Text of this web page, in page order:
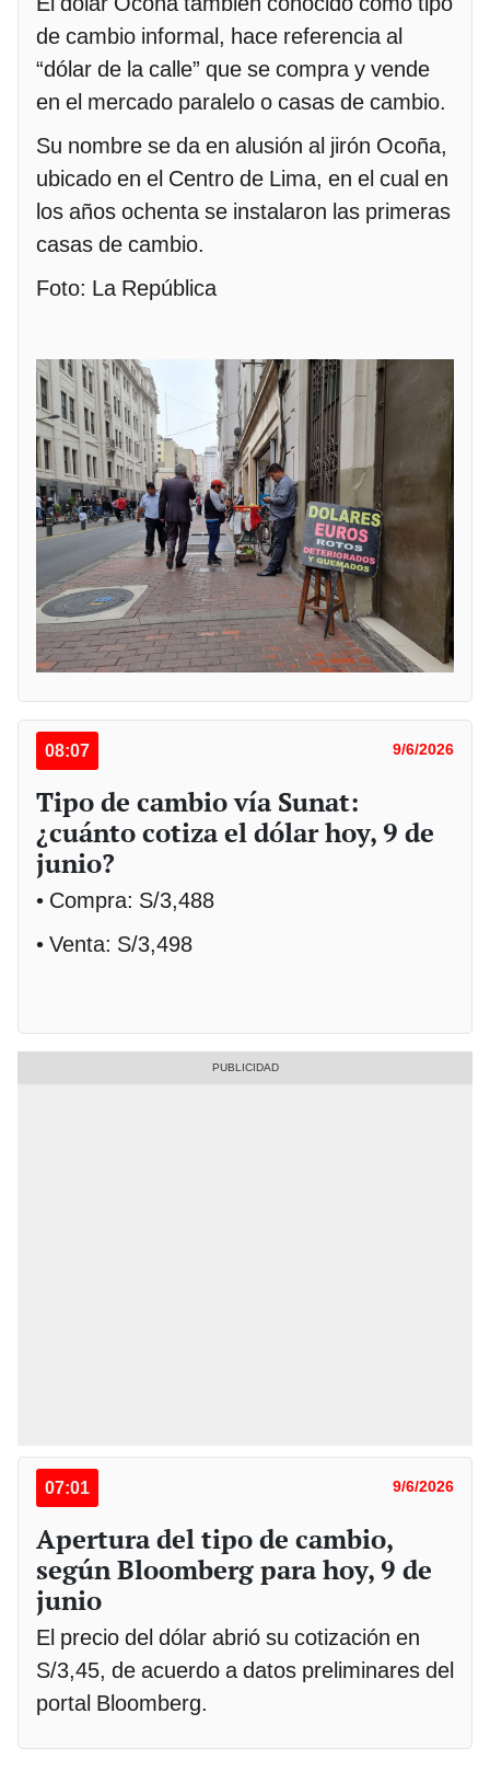
de cambio informal, hace referencia al
“dólar de la calle” que se compra y vende
en el mercado paralelo o casas de cambio.
Su nombre se da en alusión al jirón Ocoña,
ubicado en el Centro de Lima, en el cual en
los años ochenta se instalaron las primeras
casas de cambio.
Foto: La República
08:07 9/6/2026
Tipo de cambio vía Sunat:
¿cuánto cotiza el dólar hoy, 9 de
junio?
• Compra: S/3,488
• Venta: S/3,498
07:01 9/6/2026
Apertura del tipo de cambio,
según Bloomberg para hoy, 9 de
junio
El precio del dólar abrió su cotización en
S/3,45, de acuerdo a datos preliminares del
portal Bloomberg.